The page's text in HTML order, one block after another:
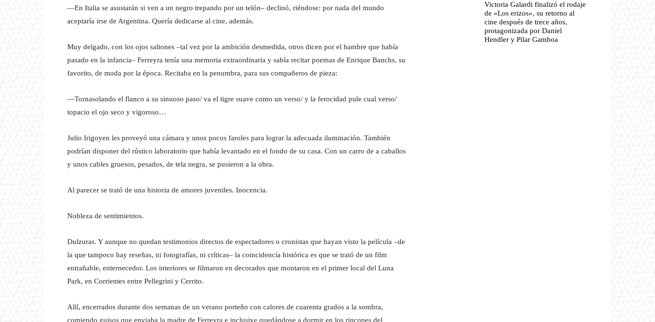
—En Italia se asustarán si ven a un negro trepando por un telón– declinó, riéndose: por nada del mundo
aceptaría irse de Argentina. Quería dedicarse al cine, además.
Muy delgado, con los ojos saltones –tal vez por la ambición desmedida, otros dicen por el hambre que había
pasado en la infancia– Ferreyra tenía una memoria extraordinaria y sabía recitar poemas de Enrique Banchs, su
favorito, de moda por la época. Recitaba en la penumbra, para sus compañeros de pieza:
—Tornasolando el flanco a su sinuoso paso/ va el tigre suave como un verso/ y la ferocidad pule cual verso/
topacio el ojo seco y vigoroso…
Julio Irigoyen les proveyó una cámara y unos pocos faroles para lograr la adecuada iluminación. También
podrían disponer del rústico laboratorio que había levantado en el fondo de su casa. Con un carro de a caballos
y unos cables gruesos, pesados, de tela negra, se pusieron a la obra.
Al parecer se trató de una historia de amores juveniles. Inocencia.
Nobleza de sentimientos.
Dulzuras. Y aunque no quedan testimonios directos de espectadores o cronistas que hayan visto la película –de
la que tampoco hay reseñas, ni fotografías, ni críticas– la coincidencia histórica es que se trató de un film
entrañable, enternecedor. Los interiores se filmaron en decorados que montaron en el primer local del Luna
Park, en Corrientes entre Pellegrini y Cerrito.
Allí, encerrados durante dos semanas de un verano porteño con calores de cuarenta grados a la sombra,
comiendo guisos que enviaba la madre de Ferreyra e inclusive quedándose a dormir en los rincones del
Victoria Galardi finalizó el rodaje
de «Los erizos», su retorno al
cine después de trece años,
protagonizada por Daniel
Hendler y Pilar Gamboa